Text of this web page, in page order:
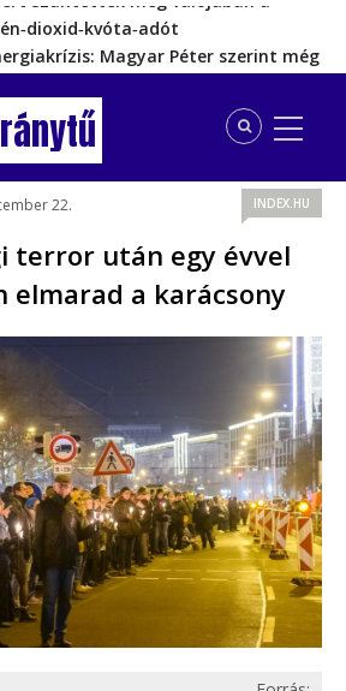
Magyar Péter szerint még
nem lehet…
enklávét elárasztják a
érkező migránsok
Bence: Magyar Péter gőzerővel
ki a tanároknak tett…
Péter rendkívüli bejelentést tett,
krízishelyzet jöhet…
szüntették meg valójában a
22. INDEX.HU
terror után egy évvel
elmarad a karácsony